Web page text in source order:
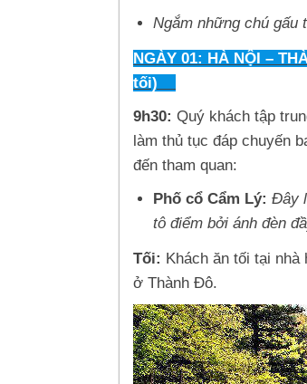
Ngắm những chú
NGÀY
tối)
9h30: Quý khách tập
làm thủ tục đáp chuyến
đến tham quan:
Phố cổ Cẩm Lý:Đây
tô điểm bởi ánh đèn
Tối: Khách ăn tối tại
ở Thành Đô.